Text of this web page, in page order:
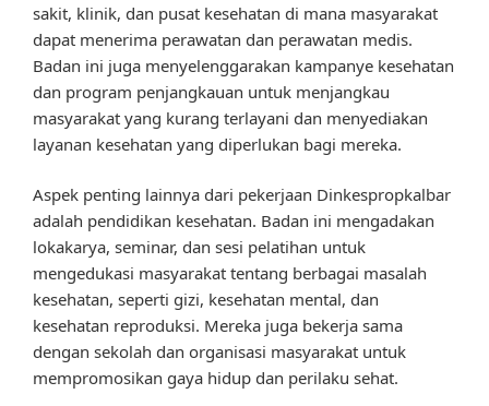
sakit, klinik, dan pusat kesehatan di mana masyarakat
dapat menerima perawatan dan perawatan medis.
Badan ini juga menyelenggarakan kampanye kesehatan
dan program penjangkauan untuk menjangkau
masyarakat yang kurang terlayani dan menyediakan
layanan kesehatan yang diperlukan bagi mereka.
Aspek penting lainnya dari pekerjaan Dinkespropkalbar
adalah pendidikan kesehatan. Badan ini mengadakan
lokakarya, seminar, dan sesi pelatihan untuk
mengedukasi masyarakat tentang berbagai masalah
kesehatan, seperti gizi, kesehatan mental, dan
kesehatan reproduksi. Mereka juga bekerja sama
dengan sekolah dan organisasi masyarakat untuk
mempromosikan gaya hidup dan perilaku sehat.